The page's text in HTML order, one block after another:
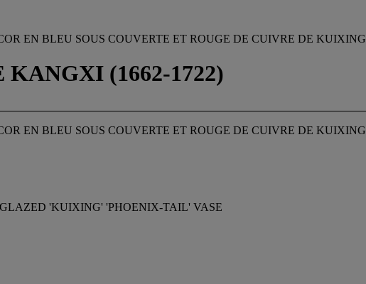
EN BLEU SOUS COUVERTE ET ROUGE DE CUIVRE DE KUIXING
(1662-1722)
EN BLEU SOUS COUVERTE ET ROUGE DE CUIVRE DE KUIXING
'KUIXING' 'PHOENIX-TAIL' VASE